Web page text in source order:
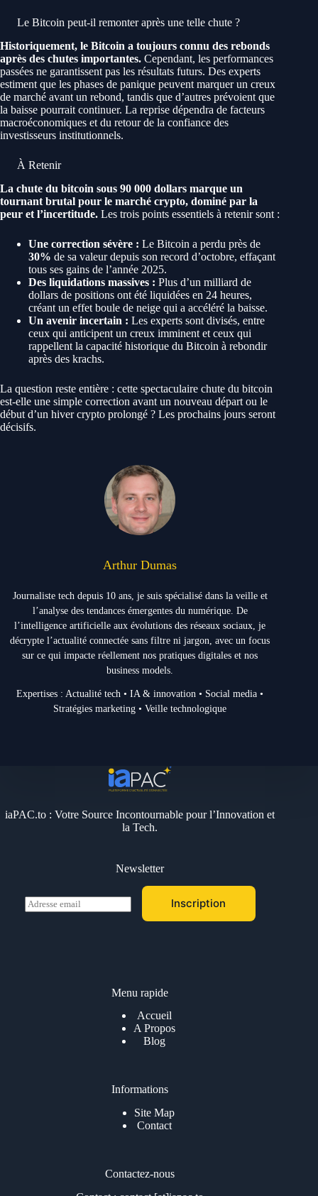
Le Bitcoin peut-il remonter après une telle chute ?
Historiquement, le Bitcoin a toujours connu des rebonds
après des chutes importantes. Cependant, les performances
passées ne garantissent pas les résultats futurs. Des experts
estiment que les phases de panique peuvent marquer un creux
de marché avant un rebond, tandis que d’autres prévoient que
la baisse pourrait continuer. La reprise dépendra de facteurs
macroéconomiques et du retour de la confiance des
investisseurs institutionnels.
À Retenir
La chute du bitcoin sous 90 000 dollars marque un
tournant brutal pour le marché crypto, dominé par la
peur et l’incertitude. Les trois points essentiels à retenir sont :
Une correction sévère : Le Bitcoin a perdu près de
30% de sa valeur depuis son record d’octobre, effaçant
tous ses gains de l’année 2025.
Des liquidations massives : Plus d’un milliard de
dollars de positions ont été liquidées en 24 heures,
créant un effet boule de neige qui a accéléré la baisse.
Un avenir incertain : Les experts sont divisés, entre
ceux qui anticipent un creux imminent et ceux qui
rappellent la capacité historique du Bitcoin à rebondir
après des krachs.
La question reste entière : cette spectaculaire chute du bitcoin
est-elle une simple correction avant un nouveau départ ou le
début d’un hiver crypto prolongé ? Les prochains jours seront
décisifs.
Arthur Dumas
Journaliste tech depuis 10 ans, je suis spécialisé dans la veille et
l’analyse des tendances émergentes du numérique. De
l’intelligence artificielle aux évolutions des réseaux sociaux, je
décrypte l’actualité connectée sans filtre ni jargon, avec un focus
sur ce qui impacte réellement nos pratiques digitales et nos
business models.
Expertises : Actualité tech • IA & innovation • Social media •
Stratégies marketing • Veille technologique
iaPAC.to : Votre Source Incontournable pour l’Innovation et
la Tech.
Newsletter
E
m
Inscription
Menu rapide
Accueil
A Propos
Blog
Informations
Site Map
Contact
Contactez-nous